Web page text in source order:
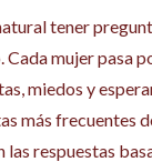
tener
mujer pasa
miedos y
más frecuentes
respuestas